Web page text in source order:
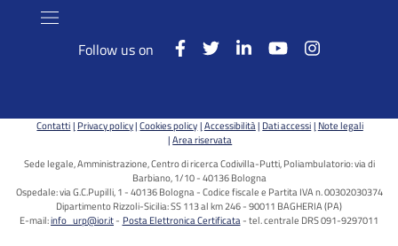
Follow us on
Contatti Privacy policy Cookies policy Accessibilità Dati accessi Note legali
Area riservata
Sede legale, Amministrazione, Centro di ricerca Codivilla-Putti, Poliambulatorio: via di
Barbiano, 1/10 - 40136 Bologna
Ospedale: via G.C.Pupilli, 1 - 40136 Bologna - Codice fiscale e Partita IVA n. 00302030374
Dipartimento Rizzoli-Sicilia: SS 113 al km 246 - 90011 BAGHERIA (PA)
E-mail:info_urp@ior.it Posta Elettronica Certificata tel. centrale DRS 091-9297011